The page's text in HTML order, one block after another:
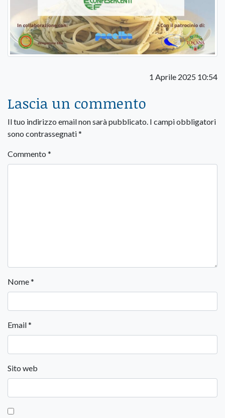
1 Aprile 2025 10:54
Lascia un commento
Il tuo indirizzo email non sarà pubblicato. I campi obbligatori
sono contrassegnati*
Commento *
Nome*
Email*
Sito web